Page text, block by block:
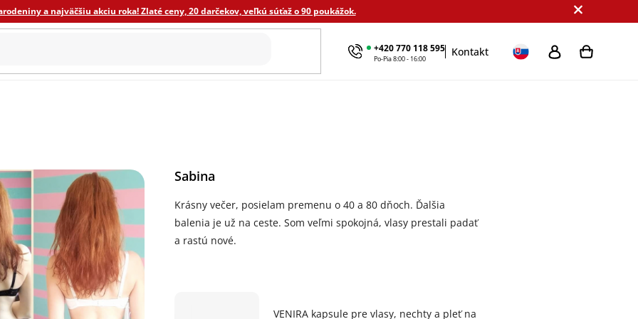
a najväčšiu akciu roka! Zlaté ceny, 20 darčekov, veľkú súťaž o 90 poukážok.
+420 770 118 595
Po-Pia 8:00 - 16:00
Kontakt
Darčekové sady Výhodné balenie Podľa cieľa
Sabina
Krásny večer, posielam premenu o 40 a 80 dňoch. Ďalšia
balenia je už na ceste. Som veľmi spokojná, vlasy prestali padať
a rastú nové.
VENIRA kapsule pre vlasy, nechty a pleť na